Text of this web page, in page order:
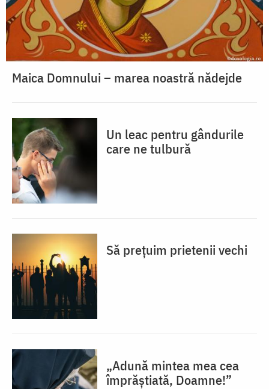
Maica Domnului – marea noastră nădejde
Un leac pentru gândurile
care ne tulbură
Să prețuim prietenii vechi
„Adună mintea mea cea
împrăștiată, Doamne!”